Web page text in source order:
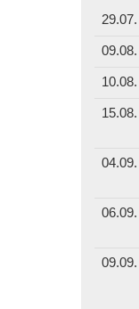
29.07.
09.08.
10.08.
15.08.
04.09.
06.09.
09.09.